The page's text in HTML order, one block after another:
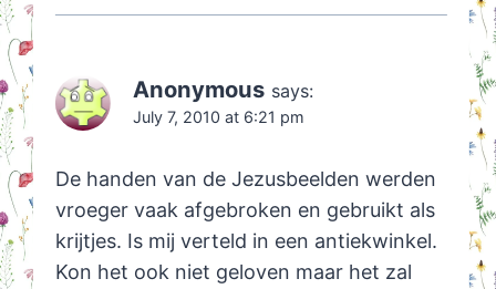
Anonymous says:
July 7, 2010 at 6:21 pm
De handen van de Jezusbeelden werden
vroeger vaak afgebroken en gebruikt als
krijtjes. Is mij verteld in een antiekwinkel.
Kon het ook niet geloven maar het zal